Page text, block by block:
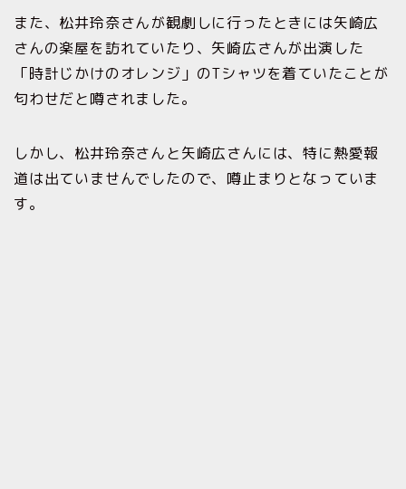
また、松井玲奈さんが観劇しに行ったときには矢崎広
さんの楽屋を訪れていたり、矢崎広さんが出演した
「時計じかけのオレンジ」のTシャツを着ていたことが
匂わせだと噂されました。
しかし、松井玲奈さんと矢崎広さんには、特に熱愛報
道は出ていませんでしたので、噂止まりとなっていま
す。